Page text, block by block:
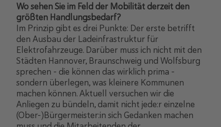
Wo sehen Sie im Feld der Mobilität derzeit den
größten Handlungsbedarf?
Im Prinzip gibt es drei Punkte: Der erste betrifft
den Ausbau der Ladeinfrastruktur für
Elektrofahrzeuge. Darüber muss ich nicht mit den
Städten Hannover, Braunschweig und Wolfsburg
sprechen – die können das wirklich prima –
sondern überlegen, was kleinere Kommunen
machen können. Aktuell versuchen wir die
Anliegen zu bündeln, damit nicht jede:r einzelne
(Ober-)Bürgermeister:in sich Gedanken machen